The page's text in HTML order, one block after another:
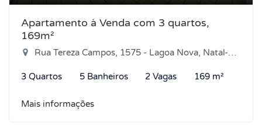
Apartamento à Venda com 3 quartos,
169m²
Rua Tereza Campos, 1575 - Lagoa Nova, Natal-RN
3 Quartos 5 Banheiros 2 Vagas 169 m²
Mais informações